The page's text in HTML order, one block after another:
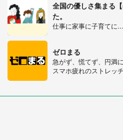
全国の優しさ集まる
た。
仕事に家事に子育てに
ゼロまる
急がず、慌てず、円満に
スマホ疲れのストレッチ